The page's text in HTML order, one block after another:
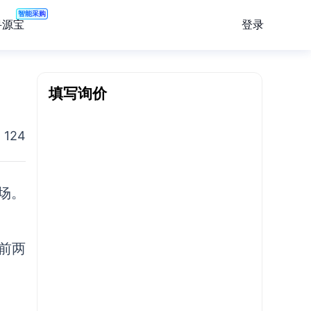
宝
智能采购
登录
124
。
两
填写询价